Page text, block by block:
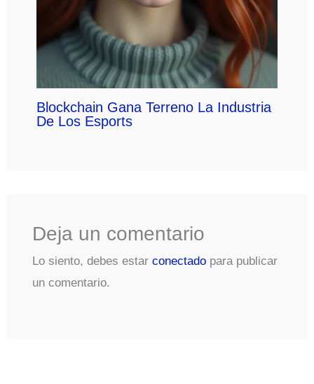
Blockchain Gana Terreno La Industria
De Los Esports
Deja un comentario
Lo siento, debes estar conectadopara publicar
un comentario.